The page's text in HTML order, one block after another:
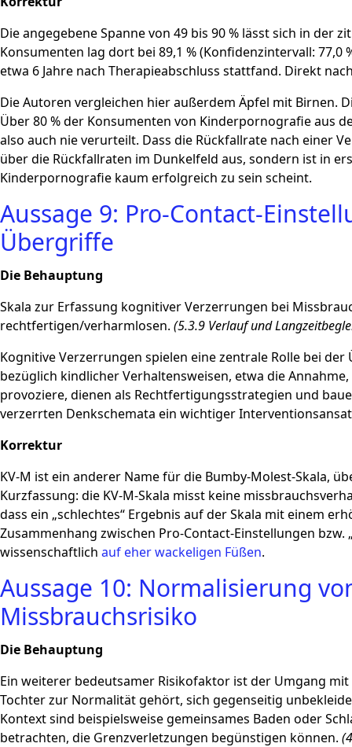
Die angegebene Spanne von 49 bis 90 % lässt sich in
Konsumenten lag dort bei 89,1 % (Konfidenzintervall: 77,0
etwa 6 Jahre nach Therapieabschluss stattfand. Direkt
Die Autoren vergleichen hier außerdem Äpfel mit Birnen.
Über 80 % der Konsumenten von Kinderpornografie aus
also auch nie verurteilt. Dass die Rückfallrate nach einer
über die Rückfallraten im Dunkelfeld aus, sondern ist in
Kinderpornografie kaum erfolgreich zu sein scheint.
Aussage 9: Pro-Contact-
Übergriffe
Die Behauptung
Skala zur Erfassung kognitiver Verzerrungen bei
rechtfertigen/verharmlosen. (5.3.9 Verlauf und
Kognitive Verzerrungen spielen eine zentrale Rolle bei
bezüglich kindlicher Verhaltensweisen, etwa die
provoziere, dienen als Rechtfertigungsstrategien und
verzerrten Denkschemata ein wichtiger
Korrektur
KV-M ist ein anderer Name für die Bumby-Molest-Skala,
Kurzfassung: die KV-M-Skala misst keine
dass ein „schlechtes“ Ergebnis auf der Skala mit einem
Zusammenhang zwischen Pro-Contact-Einstellungen
wissenschaftlich auf eher wackeligen Füßen.
Aussage 10: Normalisierung
Missbrauchsrisiko
Die Behauptung
Ein weiterer bedeutsamer Risikofaktor ist der Umgang
Tochter zur Normalität gehört, sich gegenseitig
Kontext sind beispielsweise gemeinsames Baden oder
betrachten, die Grenzverletzungen begünstigen können.